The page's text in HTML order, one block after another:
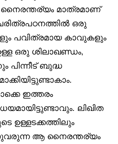
മാത്രമാണ്
ഒരു
പവിത്രമായ കാവുകളും
ഒരു ശിലാഖണ്ഡം,
പിന്നീട് ബുദ്ധ
ഇത്തരം
ലിഖിത
ഉള്ളടക്കത്തിലും
ആ നൈരന്തര്യം